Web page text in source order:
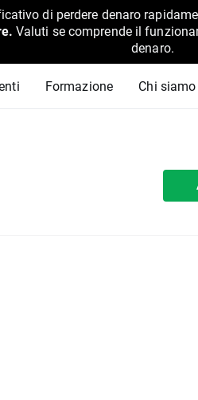
di perdere denaro
Valuti se comprende il
denaro.
Formazione Chi siamo